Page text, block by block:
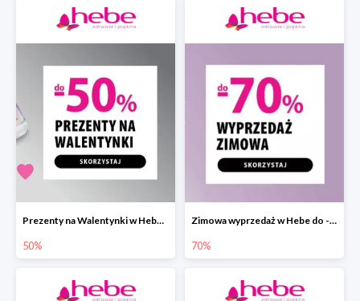
Prezenty na Walentynki w Hebe do -50%
50%
Zimowa wyprzedaż w Hebe do -70%
70%